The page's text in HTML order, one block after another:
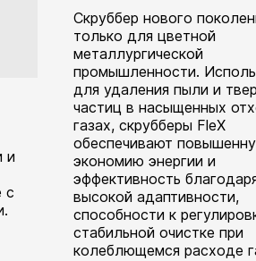
и
с
Скруббер нового
только для цветной
металлургической
промышленности.
для удаления пыли и
частиц в насыщенных
газах, скрубберы FleX
обеспечивают
экономию энергии и
эффективность
высокой адаптивности,
способности к
стабильной очистке при
колеблющемся расходе